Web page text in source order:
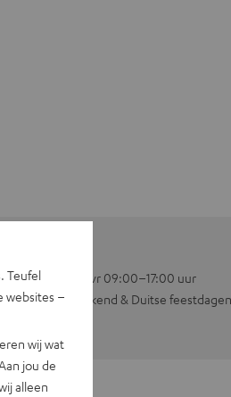
Ma–vr 09:00–17:00 uur
Weekend & Duitse
Teufel
websites –
wij wat
jou de
alleen